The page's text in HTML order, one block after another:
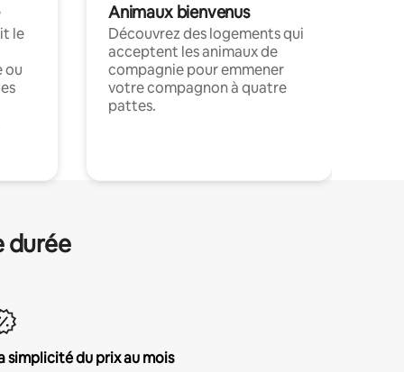
le
ou
Animaux bienvenus
Découvrez des logements qui
acceptent les animaux de
compagnie pour emmener
votre compagnon à quatre
pattes.
durée
simplicité du prix au mois